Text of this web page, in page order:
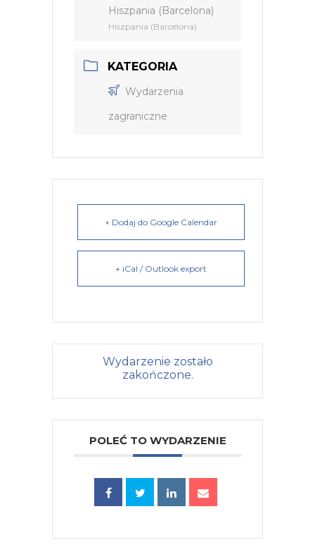
Hiszpania (Barcelona)
Hiszpania (Barcelona)
KATEGORIA
Wydarzenia
zagraniczne
+ Dodaj do Google Calendar
+ iCal / Outlook export
Wydarzenie zostało
zakończone.
POLEĆ TO WYDARZENIE